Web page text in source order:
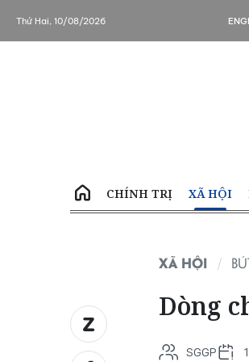
Thứ Hai, 10/08/2026
CHÍNH TRỊ XÃ HỘI
XÃ HỘI
Dòng
SGGP